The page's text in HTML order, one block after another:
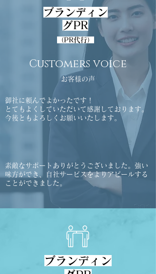
ブランディン
グPR
​（PR代行）
Customers voice
お客様の声
御社に頼んでよかったです！
とてもよくしていただいて感謝しております。
今後ともよろしくお願いいたします。
素敵なサポートありがとうございました。強い
味方ができ、自社サービスをよりアピールする
ことができました。
ブランディン